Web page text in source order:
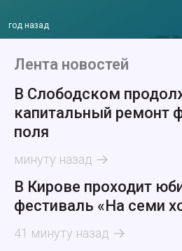
год назад
Лента новостей
В Слободском
капитальный ремонт
поля
минуту назад
В Кирове проходит
фестиваль «На семи
41 минуту назад